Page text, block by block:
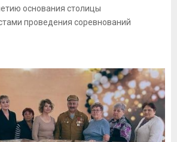
основания столицы
проведения соревнований